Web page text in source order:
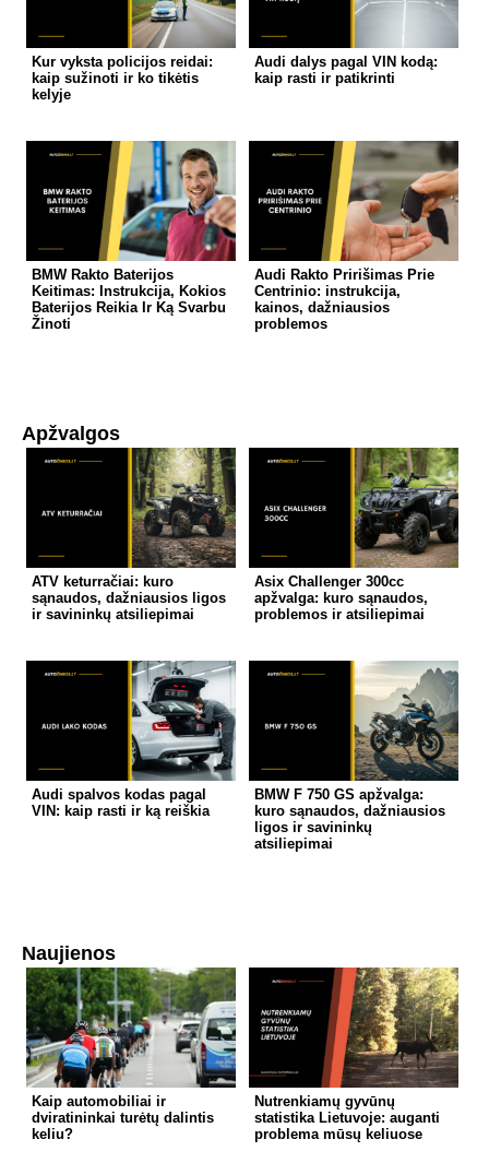
Kur vyksta policijos reidai:
kaip sužinoti ir ko tikėtis
kelyje
Audi dalys pagal VIN kodą:
kaip rasti ir patikrinti
BMW Rakto Baterijos
Keitimas: Instrukcija, Kokios
Baterijos Reikia Ir Ką Svarbu
Žinoti
Audi Rakto Pririšimas Prie
Centrinio: instrukcija,
kainos, dažniausios
problemos
Apžvalgos
ATV keturračiai: kuro
sąnaudos, dažniausios ligos
ir savininkų atsiliepimai
Asix Challenger 300cc
apžvalga: kuro sąnaudos,
problemos ir atsiliepimai
Audi spalvos kodas pagal
VIN: kaip rasti ir ką reiškia
BMW F 750 GS apžvalga:
kuro sąnaudos, dažniausios
ligos ir savininkų
atsiliepimai
Naujienos
Kaip automobiliai ir
dviratininkai turėtų dalintis
keliu?
Nutrenkiamų gyvūnų
statistika Lietuvoje: auganti
problema mūsų keliuose